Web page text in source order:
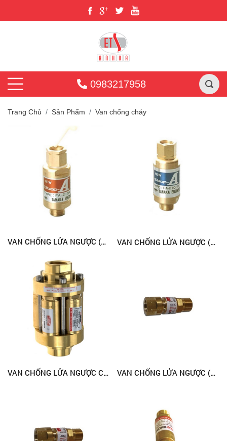
0983217958
Trang Chủ Sản Phẩm Van chống cháy
VAN CHỐNG LỬA NGƯỢC (GAS) TANAKA VAN CHỐNG LỬA NGƯỢC (OXY) TANAKA
VAN CHỐNG LỬA NGƯỢC CỠ LỚN VAN CHỐNG LỬA NGƯỢC (OXY) - TAY